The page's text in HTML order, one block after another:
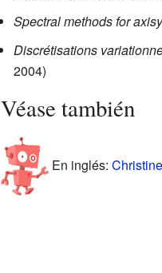
Spectral methods for
Discrétisations
2004)
Véase también
En inglés: